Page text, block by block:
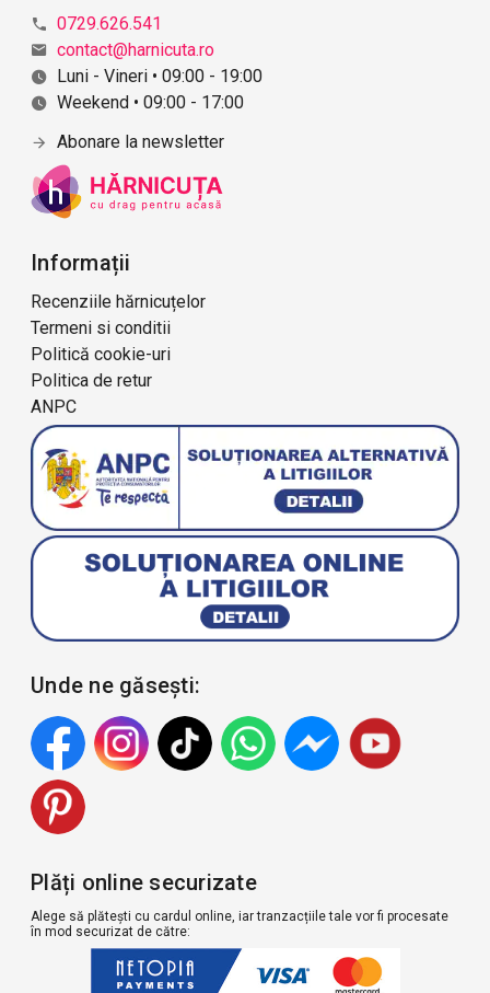
r
i
i
0729.626.541
contact@harnicuta.ro
Luni - Vineri • 09:00 - 19:00
Weekend • 09:00 - 17:00
Abonare la newsletter
Informații
Recenziile hărnicuțelor
Termeni si conditii
Politică cookie-uri
Politica de retur
ANPC
Unde ne găsești:
Plăți online securizate
Alege să plătești cu cardul online, iar tranzacțiile tale vor fi procesate
în mod securizat de către: